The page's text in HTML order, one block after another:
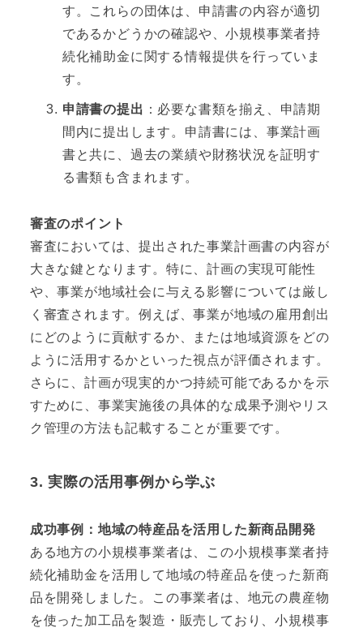
す。これらの団体は、申請書の内容が適切
であるかどうかの確認や、小規模事業者持
続化補助金に関する情報提供を行っていま
す。
申請書の提出 ：必要な書類を揃え、申請期
間内に提出します。申請書には、事業計画
書と共に、過去の業績や財務状況を証明す
る書類も含まれます。
審査のポイント
審査においては、提出された事業計画書の内容が
大きな鍵となります。特に、計画の実現可能性
や、事業が地域社会に与える影響については厳し
く審査されます。例えば、事業が地域の雇用創出
にどのように貢献するか、または地域資源をどの
ように活用するかといった視点が評価されます。
さらに、計画が現実的かつ持続可能であるかを示
すために、事業実施後の具体的な成果予測やリス
ク管理の方法も記載することが重要です。
3. 実際の活用事例から学ぶ
成功事例：地域の特産品を活用した新商品開発
ある地方の小規模事業者は、この小規模事業者持
続化補助金を活用して地域の特産品を使った新商
品を開発しました。この事業者は、地元の農産物
を使った加工品を製造・販売しており、小規模事